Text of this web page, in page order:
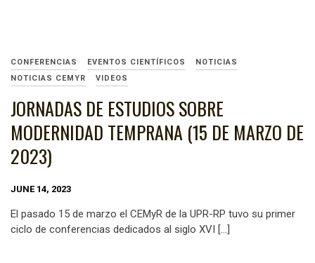
CONFERENCIAS EVENTOS CIENTÍFICOS
NOTICIAS
NOTICIAS CEMYR
VIDEOS
JORNADAS DE ESTUDIOS SOBRE
MODERNIDAD TEMPRANA (15 DE MARZO DE
2023)
JUNE 14, 2023
El pasado 15 de marzo el CEMyR de la UPR-RP tuvo su primer
ciclo de conferencias dedicados al siglo XVI […]